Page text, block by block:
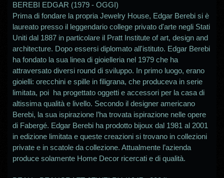
BEREBI EDGAR (1979 - OGGI)
Prima di fondare la propria Jewelry House, Edgar Berebi si è
laureato presso il leggendario college privato d'arte negli Stati
Uniti dal 1887 in particolare il Pratt Institute of art, design and
architecture. Dopo essersi diplomato all'istituto. Edgar Berebi
ha fondato la sua linea di gioielleria nel 1979 che ha
attraversato diversi round di sviluppo. In primo luogo, erano
gioielli: orecchini e spille in filigrana, che produceva in serie
limitata, poi ha progettato oggetti e accessori per la casa di
altissima qualità e livello. Secondo il designer americano
Berebi, la sua ispirazione l’ha trovata ispirazione nelle opere
di Fabergé. Edgar Berebi ha prodotto bijoux dal 1981 al 2001
in edizione limitata e queste creazioni si trovano in collezioni
private e in scatole da collezione. Attualmente l’azienda
produce solamente Home Decor ricercati e di qualità.